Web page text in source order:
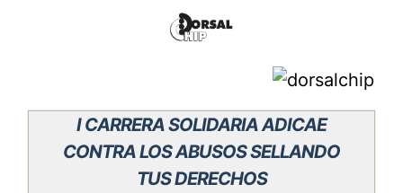
I CARRERA SOLIDARIA ADICAE
CONTRA LOS ABUSOS SELLANDO
TUS DERECHOS